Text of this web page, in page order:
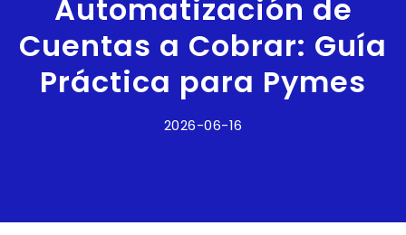
Automatización de
Cuentas a Cobrar: Guía
Práctica para Pymes
2026-06-16